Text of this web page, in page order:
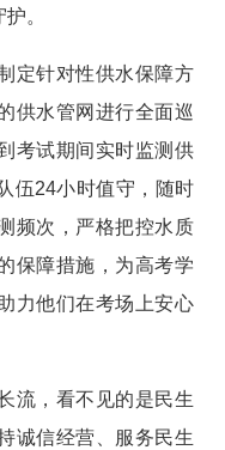
。
定针对性供水保障方
供水管网进行全面巡
考试期间实时监测供
伍24小时值守，随时
频次，严格把控水质
保障措施，为高考学
力他们在考场上安心
流，看不见的是民生
诚信经营、服务民生